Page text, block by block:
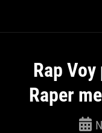
Rap
Raper